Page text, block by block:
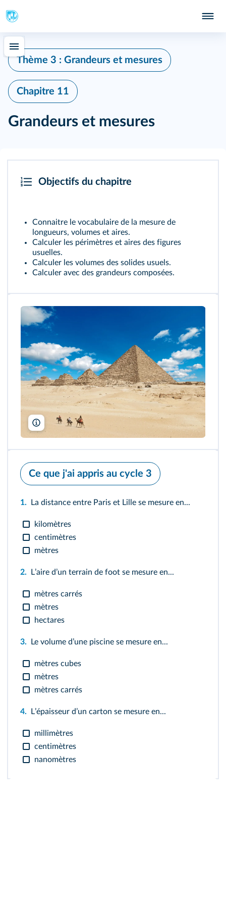
Thème 3 : Grandeurs et mesures
Chapitre 11
Grandeurs et mesures
Objectifs du chapitre
Connaitre le vocabulaire de la mesure de
longueurs, volumes et aires.
Calculer les périmètres et aires des figures
usuelles.
Calculer les volumes des solides usuels.
Calculer avec des grandeurs composées.
Waj/Shutterstock,
Ce que j'ai appris au cycle 3
1. La distance entre Paris et Lille se mesure en...
kilomètres
centimètres
mètres
2. Lʼaire dʼun terrain de foot se mesure en...
mètres carrés
mètres
hectares
3. Le volume dʼune piscine se mesure en...
mètres cubes
mètres
mètres carrés
4. Lʼépaisseur dʼun carton se mesure en...
millimètres
centimètres
nanomètres